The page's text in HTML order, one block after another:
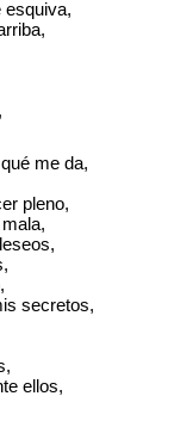
esquiva,
me da,
pleno,
secretos,
ellos,